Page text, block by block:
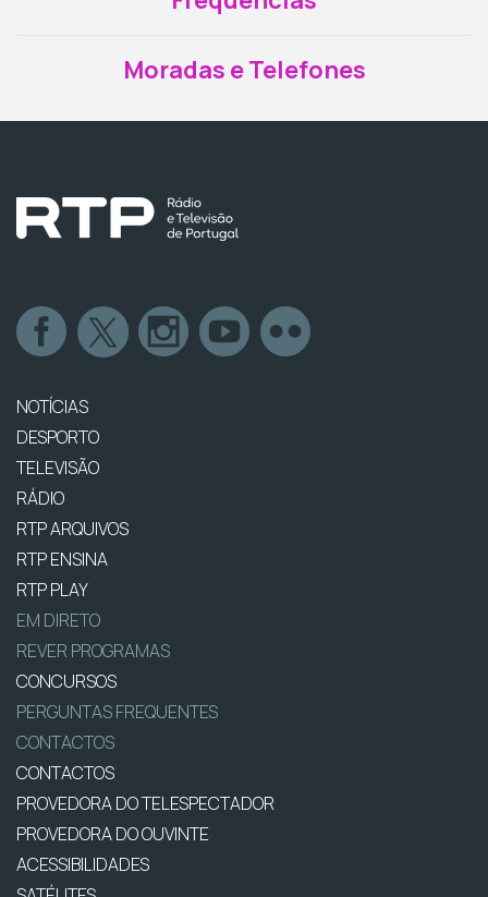
Moradas e Telefones
NOTÍCIAS
DESPORTO
TELEVISÃO
RÁDIO
RTP ARQUIVOS
RTP ENSINA
RTP PLAY
EM DIRETO
REVER PROGRAMAS
CONCURSOS
PERGUNTAS FREQUENTES
CONTACTOS
CONTACTOS
PROVEDORA DO TELESPECTADOR
PROVEDORA DO OUVINTE
ACESSIBILIDADES